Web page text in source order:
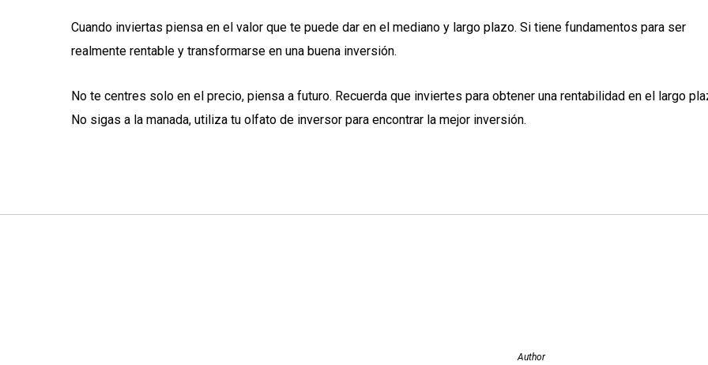
Cuando inviertas piensa en el valor que te puede dar en el mediano y largo plazo. Si tiene fundamentos para ser
realmente rentable y transformarse en una buena inversión.
No te centres solo en el precio, piensa a futuro. Recuerda que inviertes para obtener una rentabilidad en el largo
No sigas a la manada, utiliza tu olfato de inversor para encontrar la mejor inversión.
Author